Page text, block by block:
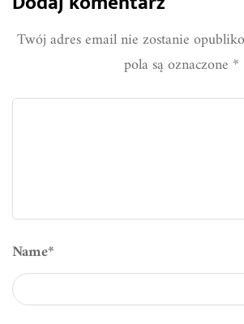
Twój adres email nie zostanie
pola są oznaczone*
Name*